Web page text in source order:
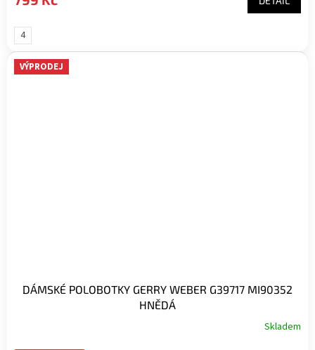
4
(velikost
37)
VÝPRODEJ
DÁMSKÉ POLOBOTKY GERRY WEBER G39717 MI90352
HNĚDÁ
Skladem